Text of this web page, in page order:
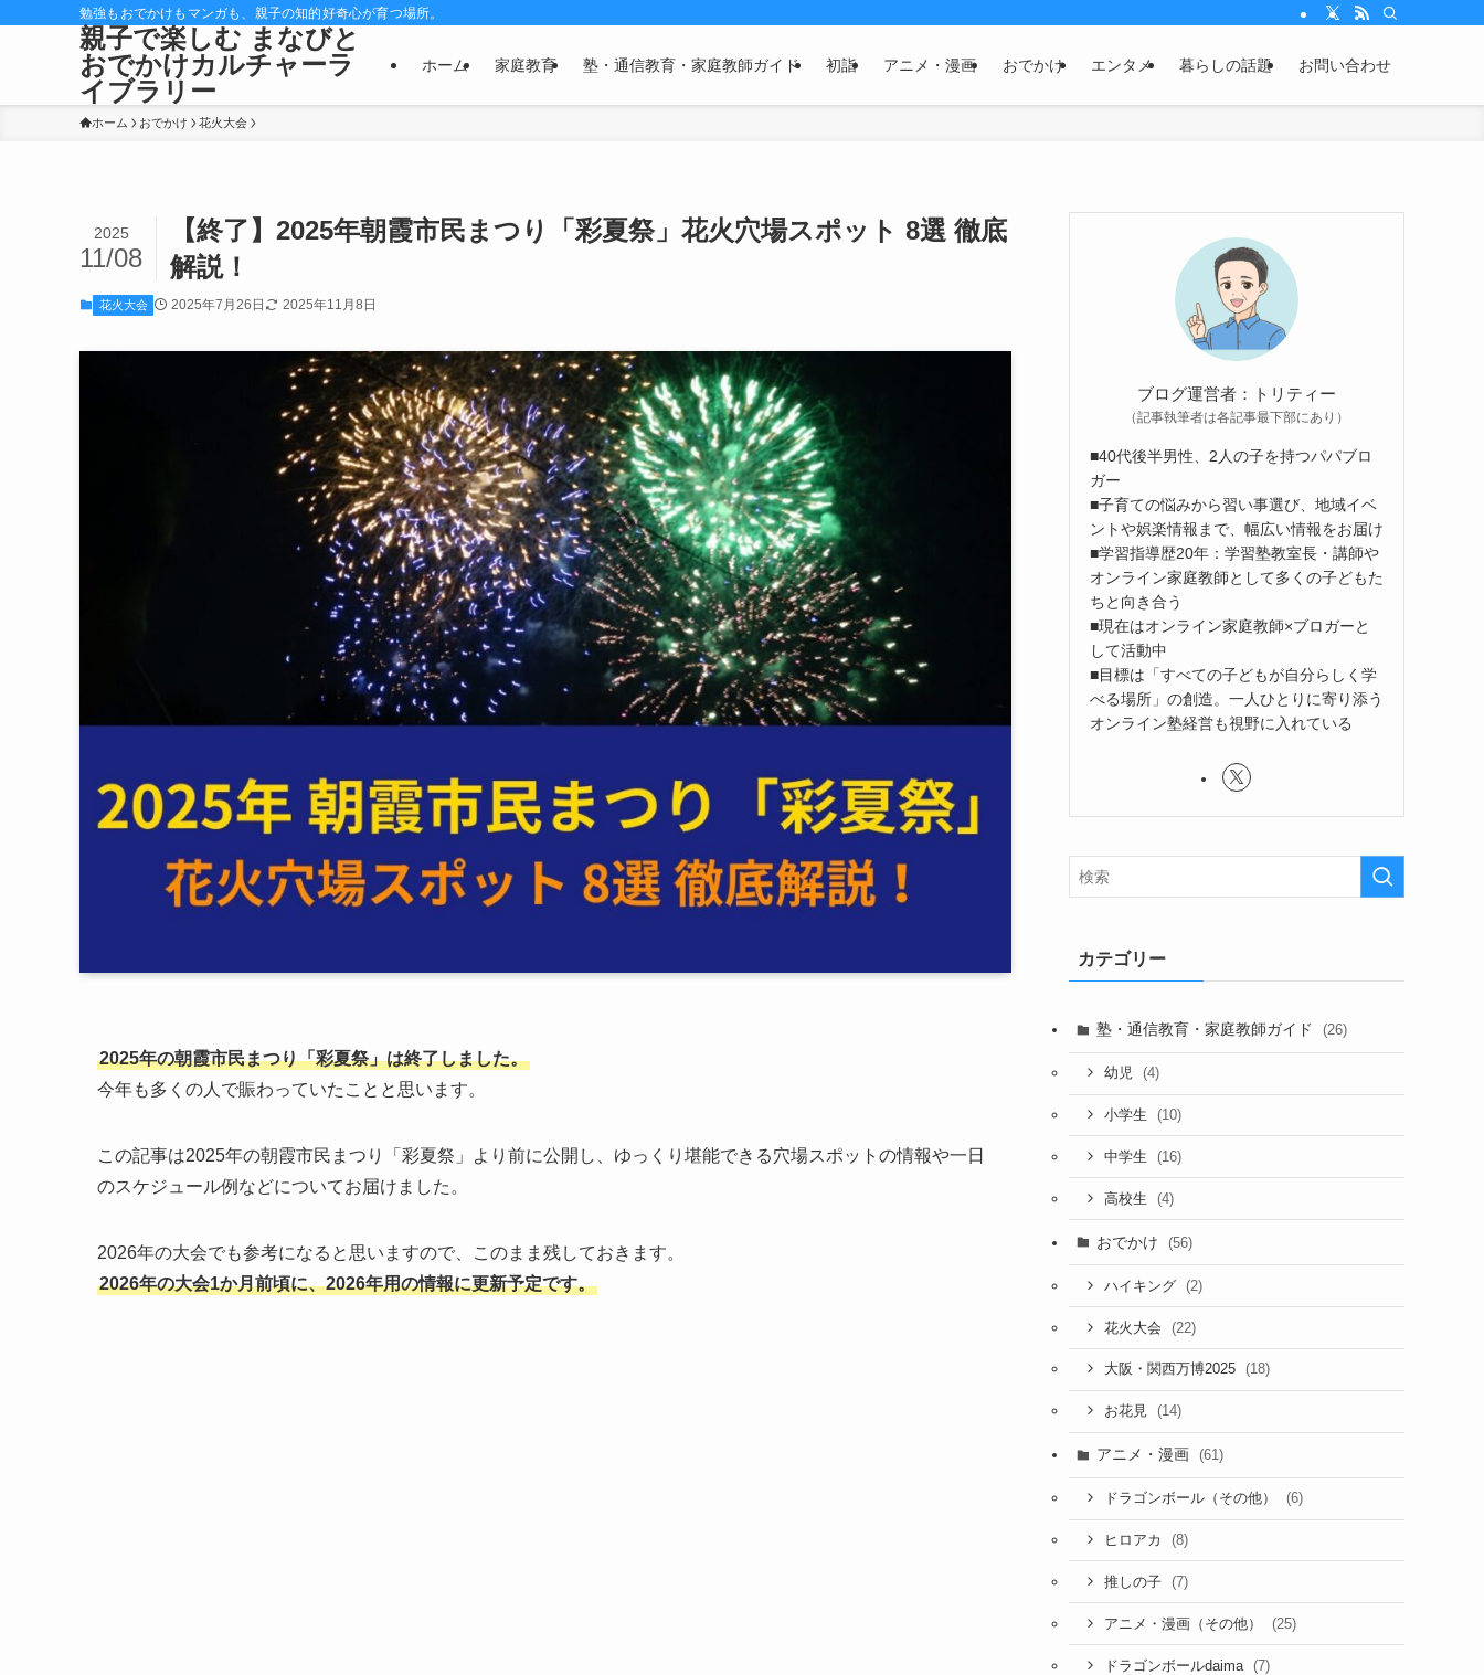
勉強もおでかけもマンガも、親子の知的好奇心が育つ場所。
親子で楽しむ まなびと
おでかけカルチャーラ
イブラリー
ホーム 家庭教育 塾・通信教育・家庭教師ガイド 初詣 アニメ・漫画 おでかけ エンタメ 暮らしの話題 お問い合わせ
ホーム おでかけ 花火大会
【終了】2025年朝霞市民まつり「彩夏祭」花火穴場スポット 8選 徹底
解説！
2025
11/08
花火大会 2025年7月26日 2025年11月8日
2025年の朝霞市民まつり「彩夏祭」は終了しました。
今年も多くの人で賑わっていたことと思います。
この記事は2025年の朝霞市民まつり「彩夏祭」より前に公開し、ゆっくり堪能できる穴場スポットの情報や一日
のスケジュール例などについてお届けました。
2026年の大会でも参考になると思いますので、このまま残しておきます。
2026年の大会1か月前頃に、2026年用の情報に更新予定です。
ブログ運営者：トリティー
（記事執筆者は各記事最下部にあり）
■40代後半男性、2人の子を持つパパブロ
ガー
■子育ての悩みから習い事選び、地域イベ
ントや娯楽情報まで、幅広い情報をお届け
■学習指導歴20年：学習塾教室長・講師や
オンライン家庭教師として多くの子どもた
ちと向き合う
■現在はオンライン家庭教師×ブロガーと
して活動中
■目標は「すべての子どもが自分らしく学
べる場所」の創造。一人ひとりに寄り添う
オンライン塾経営も視野に入れている
カテゴリー
塾・通信教育・家庭教師ガイド (26)
幼児 (4)
小学生 (10)
中学生 (16)
高校生 (4)
おでかけ (56)
ハイキング (2)
花火大会 (22)
大阪・関西万博2025 (18)
お花見 (14)
アニメ・漫画 (61)
ドラゴンボール（その他） (6)
ヒロアカ (8)
推しの子 (7)
アニメ・漫画（その他） (25)
ドラゴンボールdaima (7)